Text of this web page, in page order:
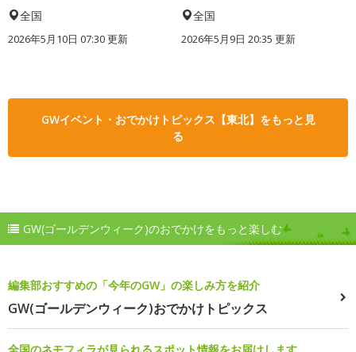
全国
2026年5月10日 07:30 更新
全国
2026年5月9日 20:35 更新
GWイベント・おでかけトピックス【東北】をもっと見
る
GW(ゴールデンウィーク)のおでかけをもっと楽しむ
編集部おすすめの「今年のGW」の楽しみ方を紹介
GW(ゴールデンウィーク)おでかけトピックス